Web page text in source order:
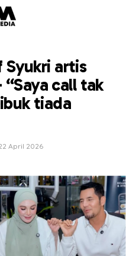
Syukri artis
call tak
tiada
April 2026